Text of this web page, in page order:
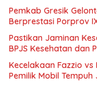
Pemkab Gresik
Berprestasi Porprov
Pastikan Jaminan
BPJS Kesehatan dan
Kecelakaan Fazzio
Pemilik Mobil Tempuh